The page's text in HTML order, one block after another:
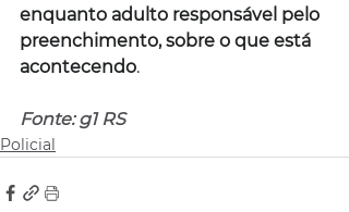
enquanto adulto responsável pelo
preenchimento, sobre o que está
acontecendo.
Fonte: g1 RS
Policial